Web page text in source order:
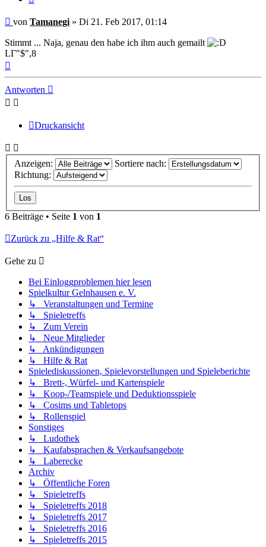
Beitrag
von Tamanegi » Di 21. Feb 2017, 01:14
Stimmt ... Naja, genau den habe ich ihm auch gemailt
LΓ"$",8
Antworten
Druckansicht
Anzeigen:
Sortiere nach:
Richtung:
6 Beiträge • Seite 1 von 1
Zurück zu „Hilfe & Rat“
Gehe zu
Bei Einloggproblemen hier lesen
Spielkultur Gelnhausen e. V.
↳ Veranstaltungen und Termine
↳ Spieletreffs
↳ Zum Verein
↳ Neue Mitglieder
↳ Ankündigungen
↳ Hilfe & Rat
Spielediskussionen, Spielevorstellungen und Spieleberichte
↳ Brett-, Würfel- und Kartenspiele
↳ Koop-/Teamspiele und Deduktionsspiele
↳ Cosims und Tabletops
↳ Rollenspiel
Sonstiges
↳ Ludothek
↳ Kaufabsprachen & Verkaufsangebote
↳ Laberecke
Archiv
↳ Öffentliche Foren
↳ Spieletreffs
↳ Spieletreffs 2018
↳ Spieletreffs 2017
↳ Spieletreffs 2016
↳ Spieletreffs 2015